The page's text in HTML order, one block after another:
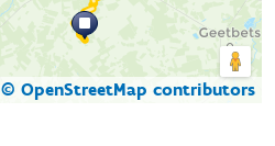
© OpenStreetMap contributors